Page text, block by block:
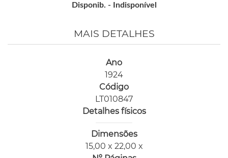
Disponib. -
Indisponível
MAIS DETALHES
Ano
1924
Código
LT010847
Detalhes físicos
Dimensões
15,00 x 22,00 x